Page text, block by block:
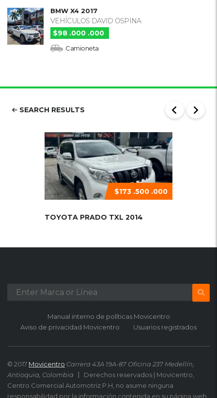
BMW X4 2017
VEHÍCULOS DAVID OSPINA
$98 .000 .000
Camioneta
SEARCH RESULTS
$173 .500 .000
TOYOTA PRADO TXL 2014
Manual interno de políticas Movicentro
Aviso de privacidad Movicentro
Usuarios registrados
© 2017 Movicentro Carrera 43A 19A-87 Oficina 237 Medellín,
Antioquia, Colombia
Derechos reservados | Movicentro,
Centro Comercial Automotriz P.H, no asume ninguna
responsabilidad por la información contenida en su página web.